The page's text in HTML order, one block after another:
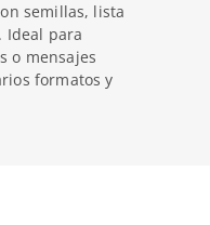
semillas, lista
Ideal para
o mensajes
formatos y